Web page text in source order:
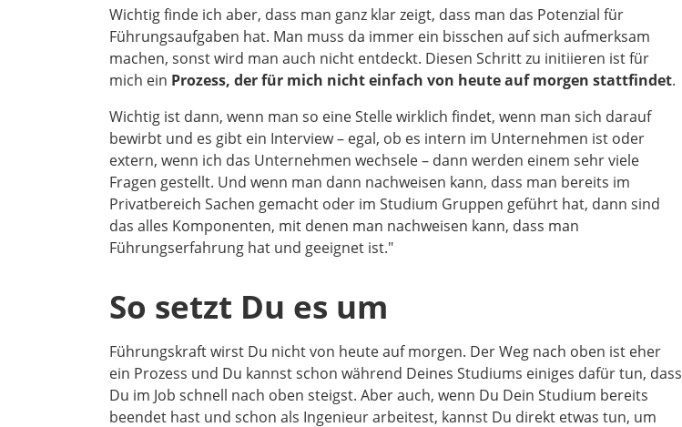
Wichtig finde ich aber, dass man ganz klar zeigt, dass man das Potenzial für
Führungsaufgaben hat. Man muss da immer ein bisschen auf sich aufmerksam
machen, sonst wird man auch nicht entdeckt. Diesen Schritt zu initiieren ist für
mich ein Prozess, der für mich nicht einfach von heute auf morgen stattfindet.
Wichtig ist dann, wenn man so eine Stelle wirklich findet, wenn man sich darauf
bewirbt und es gibt ein Interview – egal, ob es intern im Unternehmen ist oder
extern, wenn ich das Unternehmen wechsele – dann werden einem sehr viele
Fragen gestellt. Und wenn man dann nachweisen kann, dass man bereits im
Privatbereich Sachen gemacht oder im Studium Gruppen geführt hat, dann sind
das alles Komponenten, mit denen man nachweisen kann, dass man
Führungserfahrung hat und geeignet ist."
So setzt Du es um
Führungskraft wirst Du nicht von heute auf morgen. Der Weg nach oben ist eher
ein Prozess und Du kannst schon während Deines Studiums einiges dafür tun, dass
Du im Job schnell nach oben steigst. Aber auch, wenn Du Dein Studium bereits
beendet hast und schon als Ingenieur arbeitest, kannst Du direkt etwas tun, um